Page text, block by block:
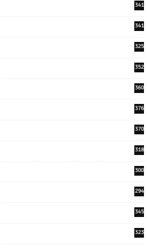
341
341
325
352
360
376
370
318
300
294
345
323